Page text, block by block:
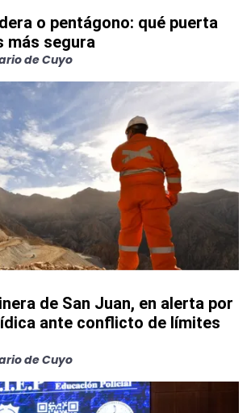
o pentágono: qué puerta
más segura
de Cuyo
de San Juan, en alerta por
ante conflicto de límites
de Cuyo